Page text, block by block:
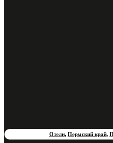
Отели, Пермский край,